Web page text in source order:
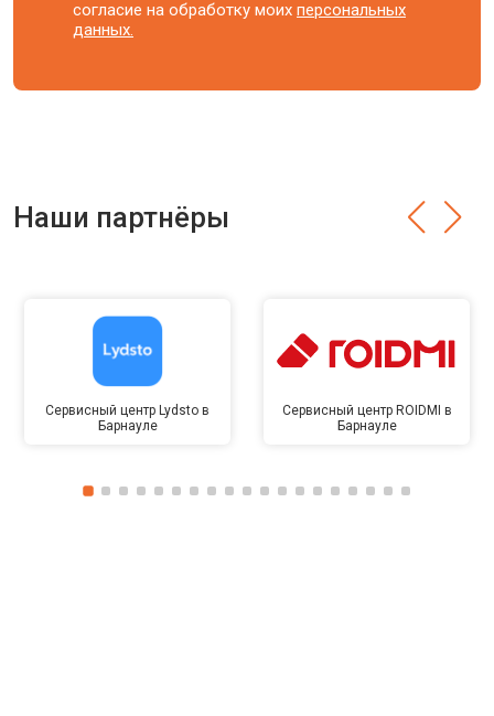
согласие на обработку моихперсональных
данных.
Наши партнёры
Сервисный центр Lydsto в
Барнауле
Сервисный центр ROIDMI в
Барнауле